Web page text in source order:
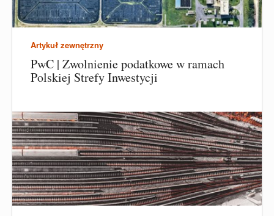
Artykuł zewnętrzny
PwC | Zwolnienie podatkowe w ramach
Polskiej Strefy Inwestycji